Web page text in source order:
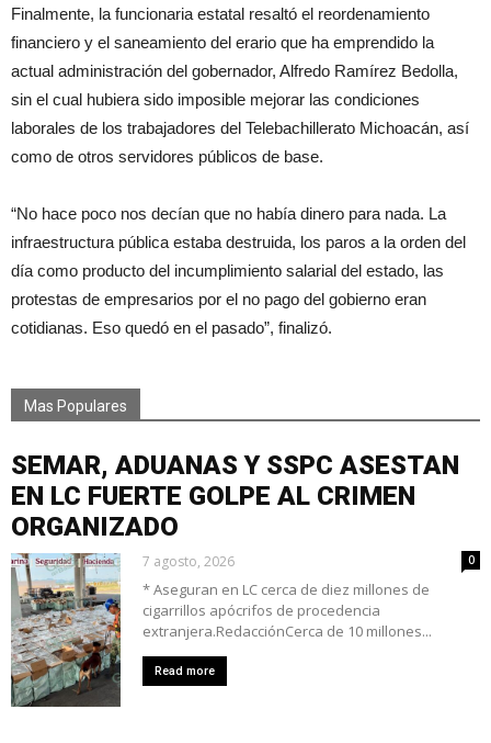
Finalmente, la funcionaria estatal resaltó el reordenamiento
financiero y el saneamiento del erario que ha emprendido la
actual administración del gobernador, Alfredo Ramírez Bedolla,
sin el cual hubiera sido imposible mejorar las condiciones
laborales de los trabajadores del Telebachillerato Michoacán, así
como de otros servidores públicos de base.
“No hace poco nos decían que no había dinero para nada. La
infraestructura pública estaba destruida, los paros a la orden del
día como producto del incumplimiento salarial del estado, las
protestas de empresarios por el no pago del gobierno eran
cotidianas. Eso quedó en el pasado”, finalizó.
Mas Populares
SEMAR, ADUANAS Y SSPC ASESTAN
EN LC FUERTE GOLPE AL CRIMEN
ORGANIZADO
7 agosto, 2026 0
* Aseguran en LC cerca de diez millones de
cigarrillos apócrifos de procedencia
extranjera.RedacciónCerca de 10 millones...
Read more